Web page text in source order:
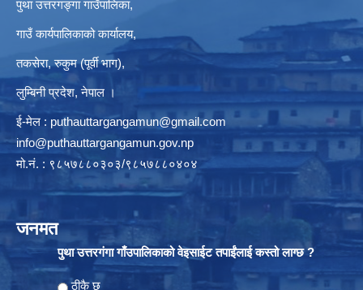
पुथा उत्तरगङ्गा गाउँपालिका,
गाउँ कार्यपालिकाको कार्यालय,
तकसेरा, रुकुम (पूर्वी भाग),
लुम्बिनी प्रदेश, नेपाल ।
ई-मेल : puthauttargangamun@gmail.com
info@puthauttargangamun.gov.np
मो.नं. : ९८५७८८०३०३/९८५७८८०४०४
जनमत
पुथा उत्तरगंगा गाँउपालिकाको वेइसाईट तपाईंलाई कस्तो लाग्छ ?
Choices
ठीकै छ